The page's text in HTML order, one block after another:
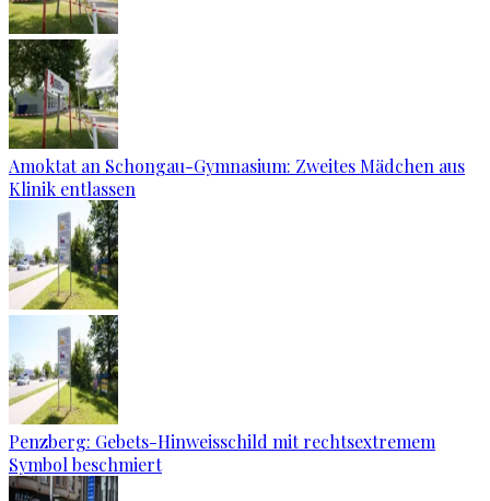
Amoktat an Schongau-Gymnasium: Zweites Mädchen aus
Klinik entlassen
Penzberg: Gebets-Hinweisschild mit rechtsextremem
Symbol beschmiert